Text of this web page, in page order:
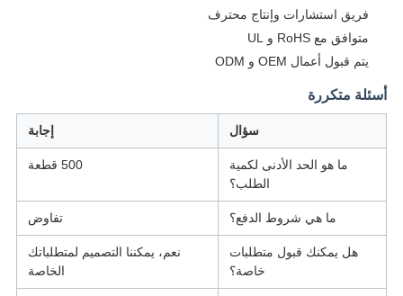
فريق استشارات وإنتاج محترف
متوافق مع RoHS و UL
يتم قبول أعمال OEM و ODM
أسئلة متكررة
سؤال إجابة
ما هو الحد الأدنى لكمية
الطلب؟
500 قطعة
ما هي شروط الدفع؟ تفاوض
هل يمكنك قبول متطلبات
خاصة؟
نعم، يمكننا التصميم لمتطلباتك
الخاصة